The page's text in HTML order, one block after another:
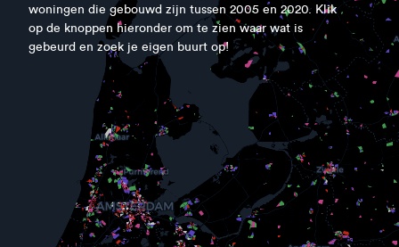
woningen die gebouwd zijn tussen 2005 en 2020. Klik
op de knoppen hieronder om te zien waar wat is
gebeurd en zoek je eigen buurt op!